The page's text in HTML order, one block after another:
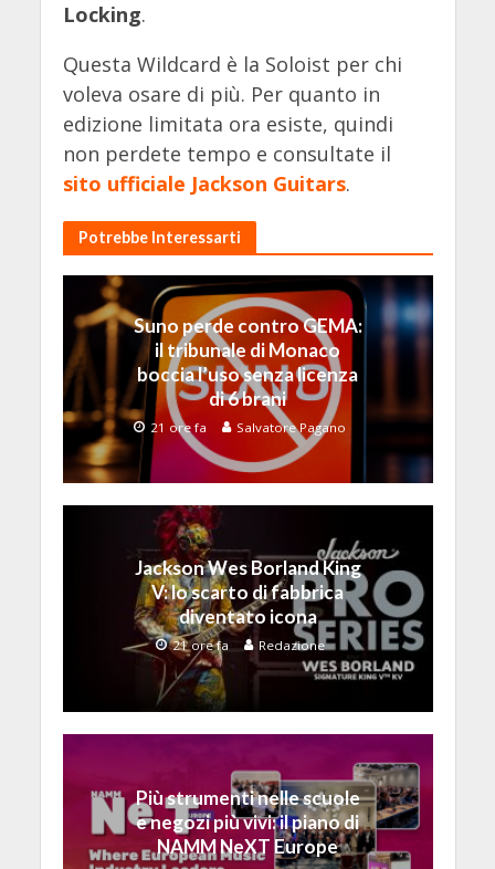
Locking.
Questa Wildcard è la Soloist per chi
voleva osare di più. Per quanto in
edizione limitata ora esiste, quindi
non perdete tempo e consultate il
sito ufficiale Jackson Guitars.
Potrebbe Interessarti
Suno perde contro GEMA:
il tribunale di Monaco
boccia l’uso senza licenza
di 6 brani
21 ore fa Salvatore Pagano
Jackson Wes Borland King
V: lo scarto di fabbrica
diventato icona
21 ore fa Redazione
Più strumenti nelle scuole
e negozi più vivi: il piano di
NAMM NeXT Europe